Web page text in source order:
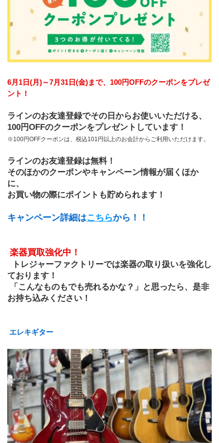
6月1日(月)～7月31日(金)まで、100円OFFのクーポンをプレゼ
ント！
ラインのお友達登録でその日からお使いいただける、
100円OFFのクーポンをプレゼントしています！
※100円OFFクーポンは、税込101円以上のお会計からご利用いただけます。
ラインのお友達登録は無料！
そのほかのクーポンやキャンペーン情報が届くほか
に、
﻿お買い物の際にポイントも貯められます！
キャンペーン詳細はこちらから！！
楽器買取強化中！
トレジャーファクトリーでは楽器の取り扱いを強化し
ております！
お持ち込みください！
エレキギター